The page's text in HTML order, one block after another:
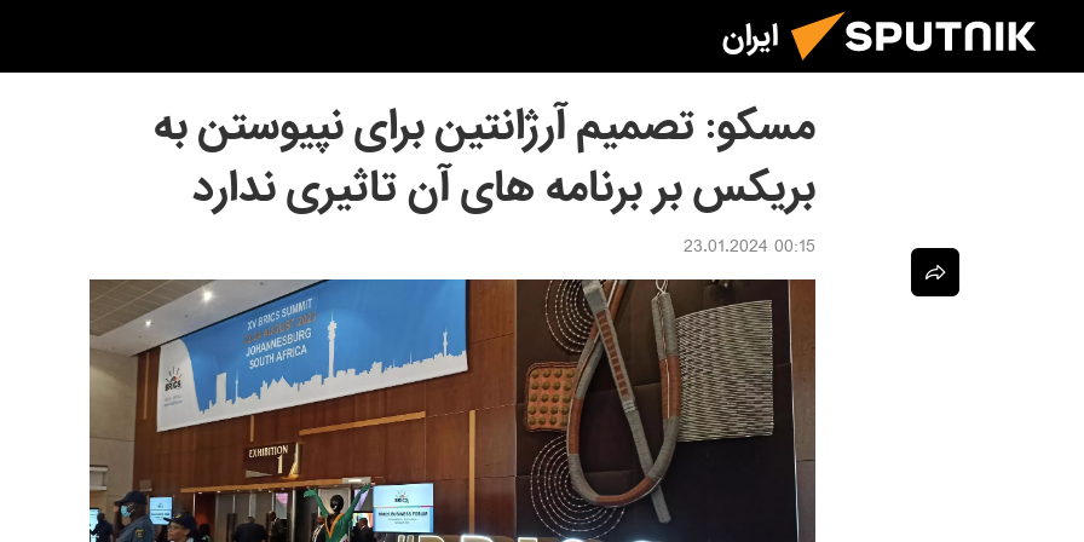
ایران
مسکو: تصمیم آرژانتین برای نپیوستن به
بریکس بر برنامه های آن تاثیری ندارد
00:15 23.01.2024